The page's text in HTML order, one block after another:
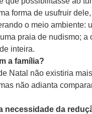
forma de usufruir
o meio
praia de nudismo;
inteira.
a família?
Natal não existiria
não adianta
da